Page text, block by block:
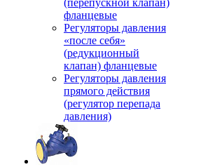
(перепускной клапан)
фланцевые
Регуляторы давления
«после себя»
(редукционный
клапан) фланцевые
Регуляторы давления
прямого действия
(регулятор перепада
давления)